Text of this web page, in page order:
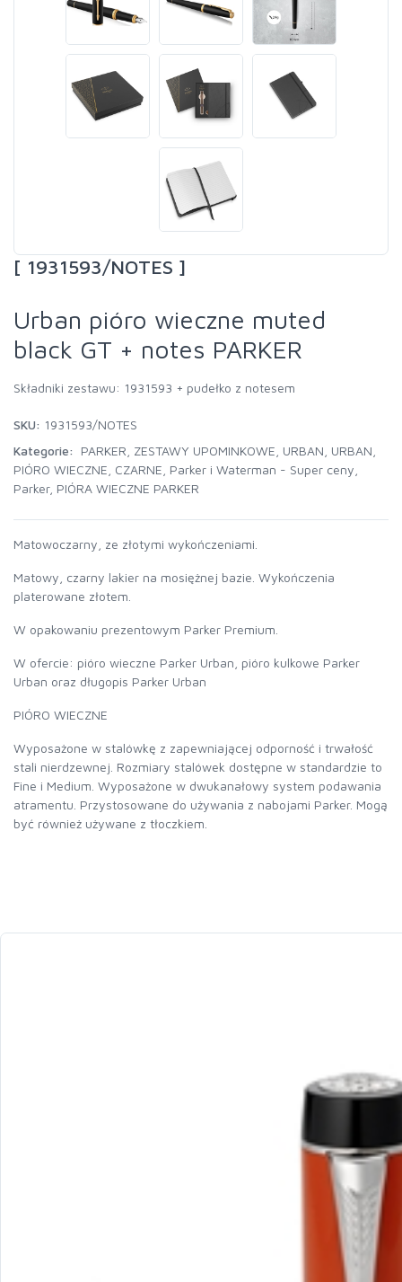
[ 1931593/NOTES ]
Urban pióro wieczne muted
black GT + notes PARKER
Składniki zestawu: 1931593 + pudełko z notesem
SKU: 1931593/NOTES
Kategorie:
PARKER ZESTAWY UPOMINKOWE URBAN URBAN
PIÓRO WIECZNE CZARNE Parker i Waterman - Super ceny
Parker, PIÓRA WIECZNE PARKER
Matowoczarny, ze złotymi wykończeniami.
Matowy, czarny lakier na mosiężnej bazie. Wykończenia
platerowane złotem.
W opakowaniu prezentowym Parker Premium.
W ofercie: pióro wieczne Parker Urban, pióro kulkowe Parker
Urban oraz długopis Parker Urban
PIÓRO WIECZNE
Wyposażone w stalówkę z zapewniającej odporność i trwałość
stali nierdzewnej. Rozmiary stalówek dostępne w standardzie to
Fine i Medium. Wyposażone w dwukanałowy system podawania
atramentu. Przystosowane do używania z nabojami Parker. Mogą
być również używane z tłoczkiem.